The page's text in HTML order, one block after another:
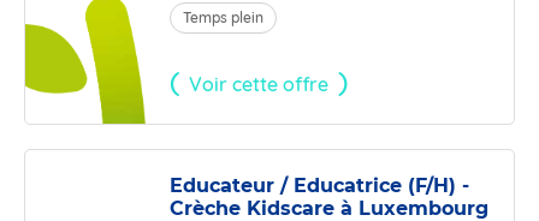
Temps plein
Voir cette offre
Educateur / Educatrice (F/H) -
Crèche Kidscare à Luxembourg